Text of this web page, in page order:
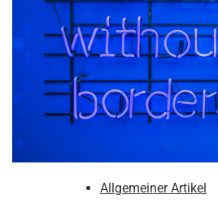
Allgemeiner Artikel